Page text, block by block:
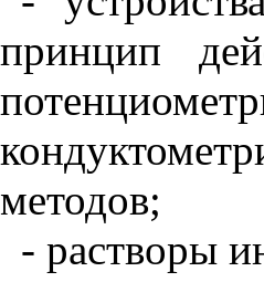
принцип
методов;
- растворы